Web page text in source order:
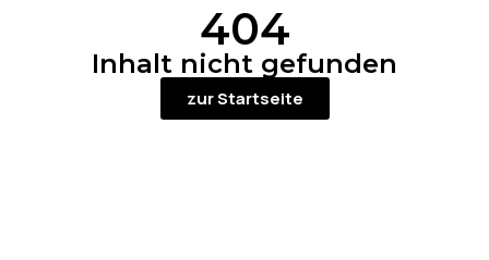
404
Inhalt nicht gefunden
zur Startseite